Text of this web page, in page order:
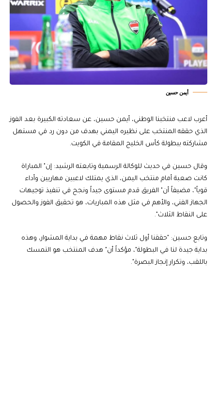
أيمن حسين
أعرب لاعب منتخبنا الوطني، أيمن حسين، عن سعادته الكبيرة بعد الفوز
الذي حققه المنتخب على نظيره اليمني بهدف من دون رد في مستهل
مشاركته ببطولة كأس الخليج المقامة في الكويت.
وقال حسين في حديث للوكالة الرسمية وتابعته الرشيد: إن" المباراة
كانت صعبة أمام منتخب اليمن، الذي يمتلك لاعبين مهاريين وأداء
قوياً"، مضيفاً أن" الفريق قدم مستوى جيداً ونجح في تنفيذ توجيهات
الجهاز الفني، والأهم في مثل هذه المباريات، هو تحقيق الفوز والحصول
على النقاط الثلاث".
وتابع حسين: "حققنا أول ثلاث نقاط مهمة في بداية المشوار، وهذه
بداية جيدة لنا في البطولة"، مؤكداً أن" هدف المنتخب هو التمسك
باللقب، وتكرار إنجاز البصرة".